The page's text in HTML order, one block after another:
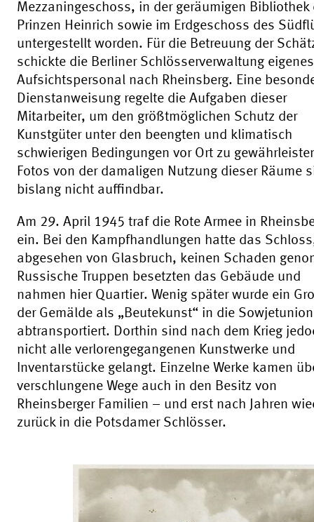
Mezzaningeschoss, in der geräumigen Bibliothek
Prinzen Heinrich sowie im Erdgeschoss des
untergestellt worden. Für die Betreuung der
schickte die Berliner Schlösserverwaltung eigenes
Aufsichtspersonal nach Rheinsberg. Eine
Dienstanweisung regelte die Aufgaben dieser
Mitarbeiter, um den größtmöglichen Schutz der
Kunstgüter unter den beengten und klimatisch
schwierigen Bedingungen vor Ort zu
Fotos von der damaligen Nutzung dieser Räume
bislang nicht auffindbar.
Am 29. April 1945 traf die Rote Armee in
ein. Bei den Kampfhandlungen hatte das
abgesehen von Glasbruch, keinen Schaden
Russische Truppen besetzten das Gebäude und
nahmen hier Quartier. Wenig später wurde ein
der Gemälde als „Beutekunst“ in die Sowjetunion
abtransportiert. Dorthin sind nach dem Krieg
nicht alle verlorengegangenen Kunstwerke und
Inventarstücke gelangt. Einzelne Werke kamen
verschlungene Wege auch in den Besitz von
Rheinsberger Familien – und erst nach Jahren
zurück in die Potsdamer Schlösser.